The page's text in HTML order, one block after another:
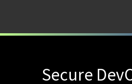
Sysdig Secure
Secure